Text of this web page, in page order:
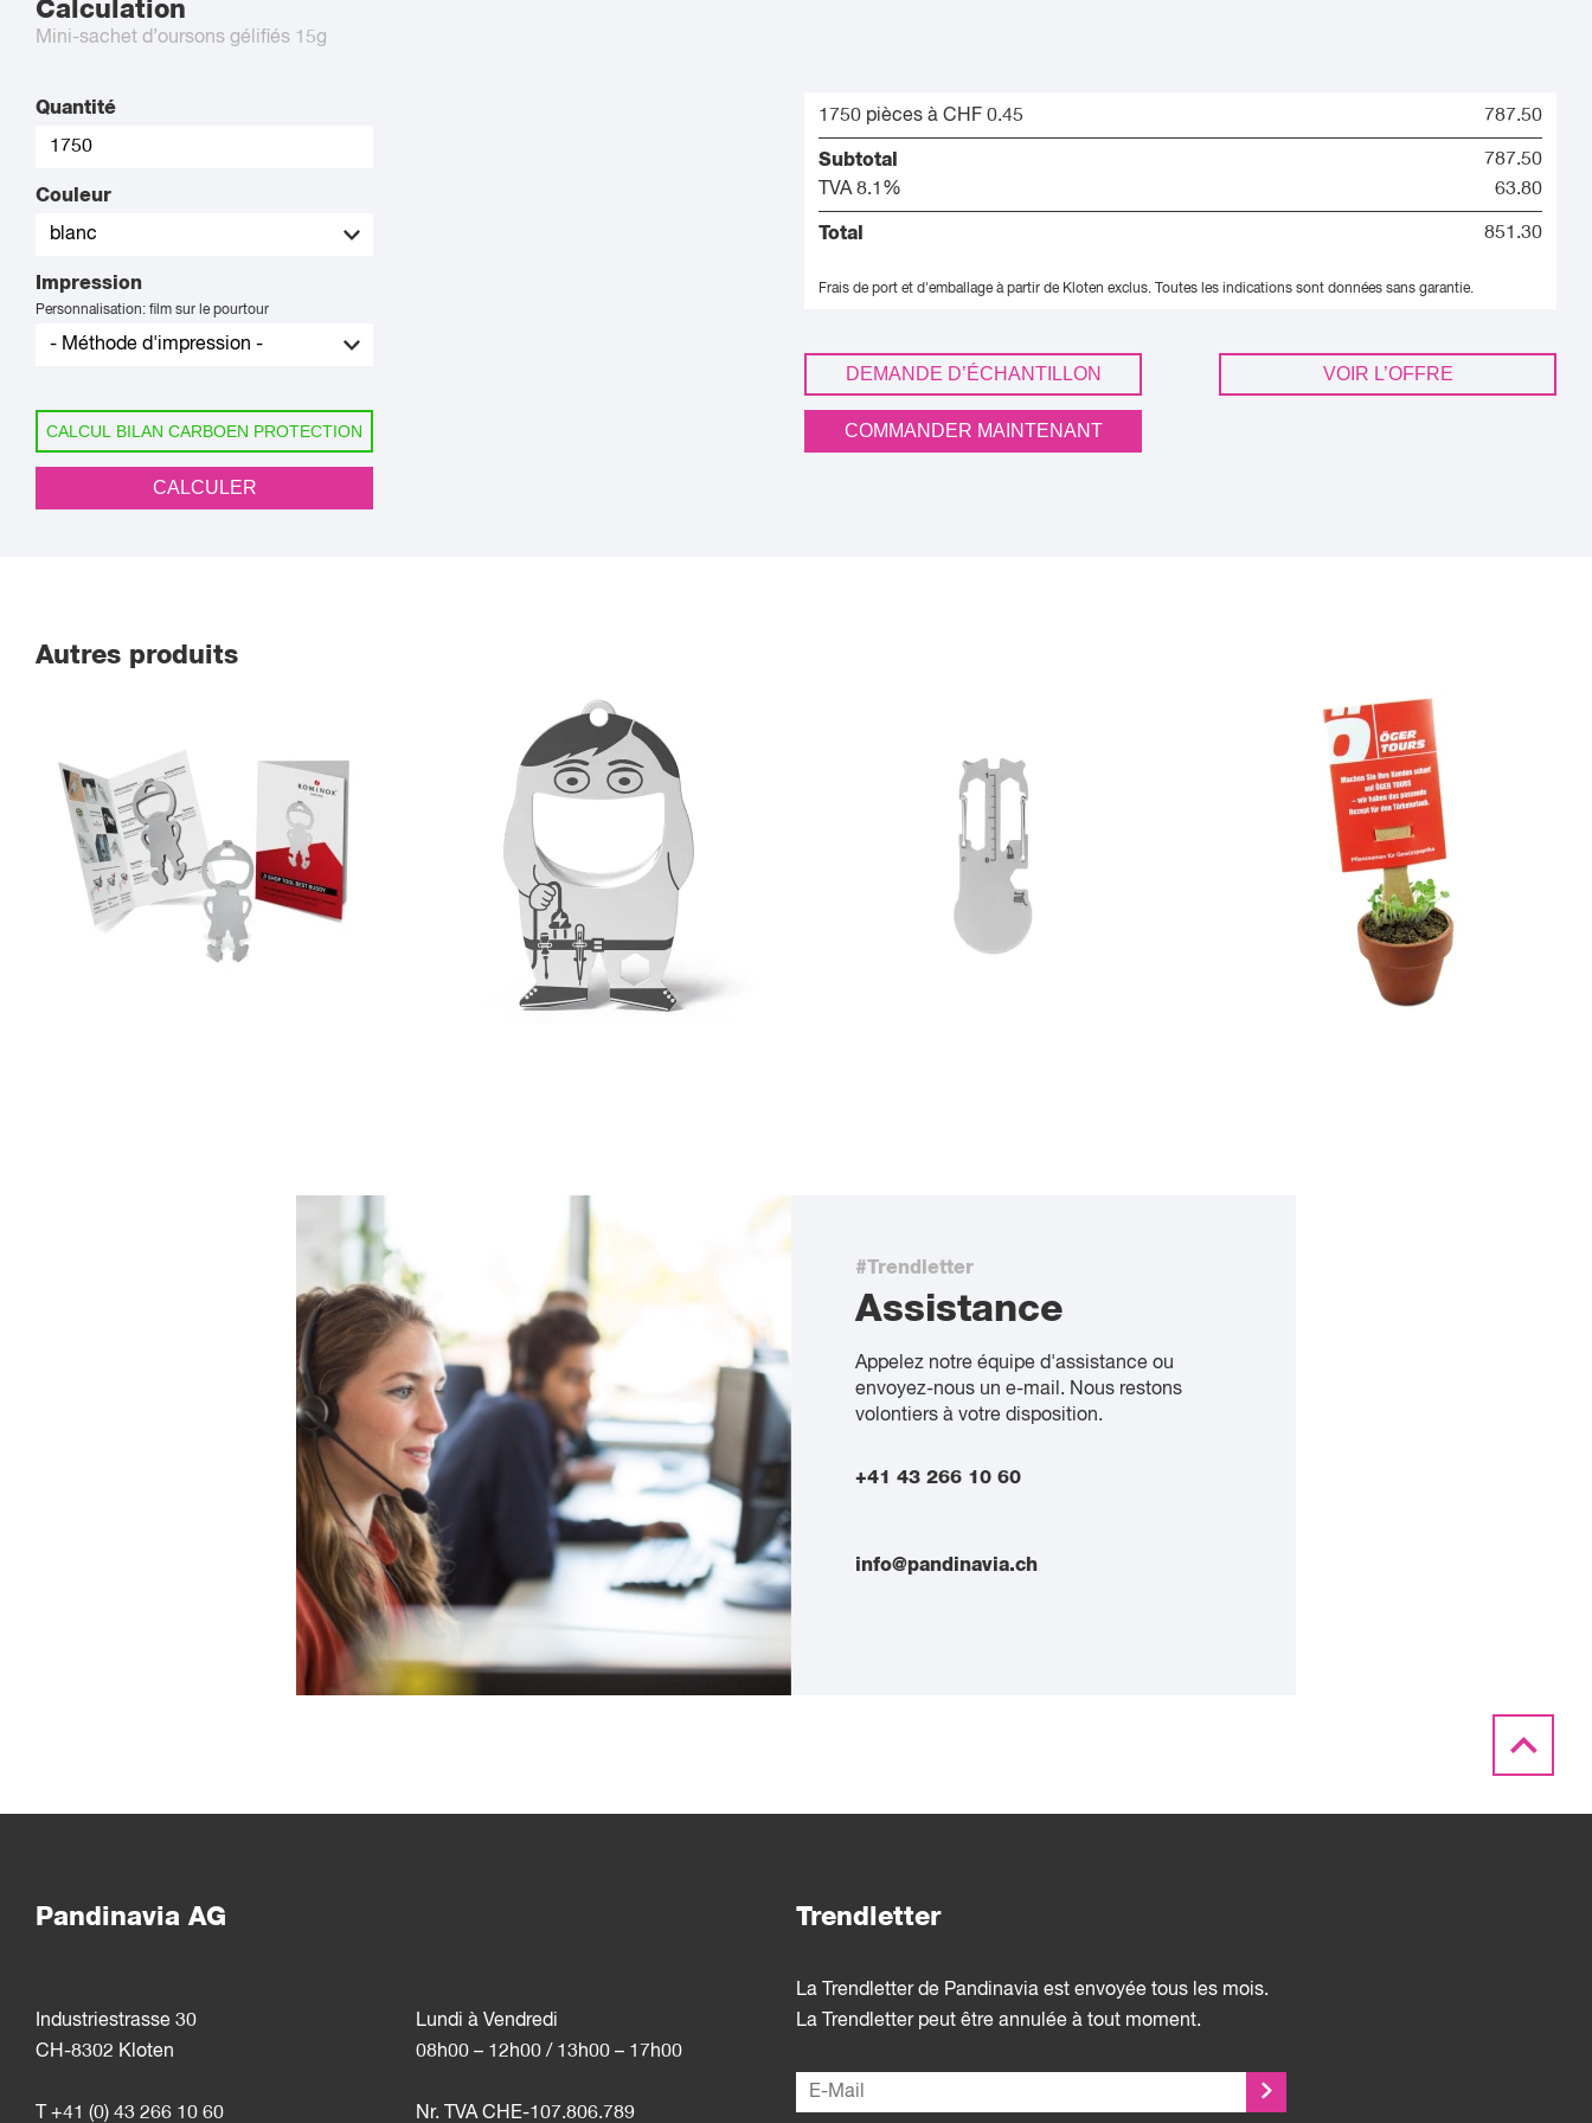
Calculation
Mini-sachet d’oursons gélifiés 15g
Quantité
Couleur
Impression
Personnalisation: film sur le pourtour
CALCUL BILAN CARBOEN PROTECTION
CALCULER
1750 pièces à CHF 0.45 787.50
Subtotal
787.50
TVA 8.1%
63.80
Total 851.30
Frais de port et d'emballage à partir de Kloten exclus. Toutes les indications sont données sans garantie.
DEMANDE D’ÉCHANTILLON VOIR L’OFFRE
COMMANDER MAINTENANT
Autres produits
#Trendletter
Assistance
Appelez notre équipe d'assistance ou
envoyez-nous un e-mail. Nous restons
volontiers à votre disposition.
+41 43 266 10 60
info@pandinavia.ch
Pandinavia AG Trendletter
Industriestrasse 30
CH-8302 Kloten
T +41 (0) 43 266 10 60
Lundi à Vendredi
08h00 – 12h00 / 13h00 – 17h00
Nr. TVA CHE-107.806.789
La Trendletter de Pandinavia est envoyée tous les mois.
La Trendletter peut être annulée à tout moment.